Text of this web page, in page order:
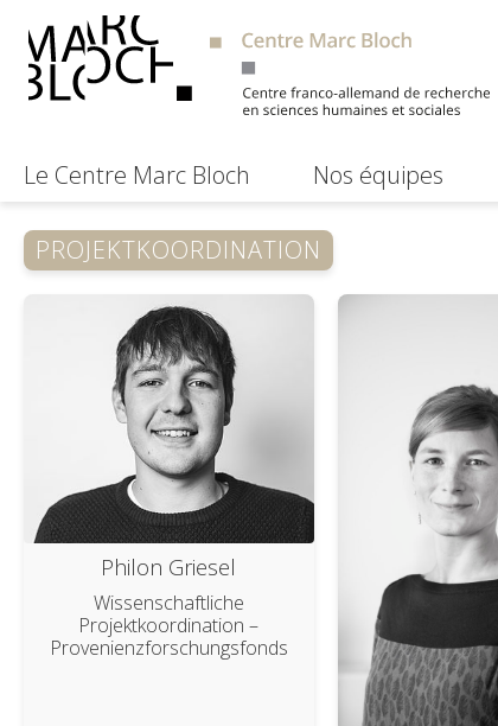
Le Centre Marc Bloch Nos équipes
PROJEKTKOORDINATION
Philon Griesel
Wissenschaftliche
Projektkoordination –
Provenienzforschungsfonds